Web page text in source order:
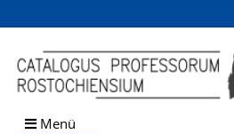
Browsen
direkt zum Inhalt
Menü